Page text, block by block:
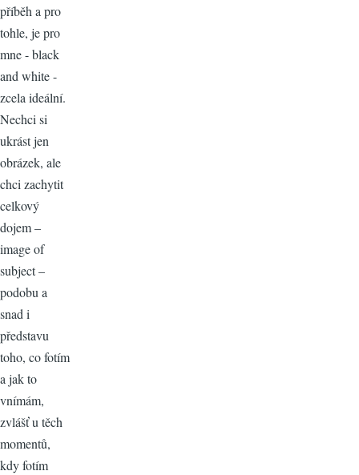
příběh a pro
tohle, je pro
mne - black
and white -
zcela ideální.
Nechci si
ukrást jen
obrázek, ale
chci zachytit
celkový
dojem –
image of
subject –
podobu a
snad i
představu
toho, co fotím
a jak to
vnímám,
zvlášť u těch
momentů,
kdy fotím